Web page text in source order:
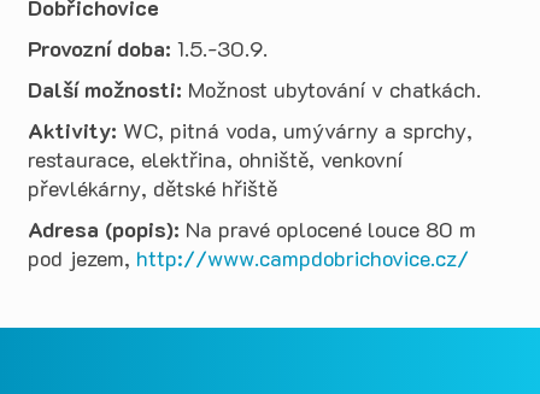
Dobřichovice
Provozní doba: 1.5.-30.9.
Další možnosti: Možnost ubytování v chatkách.
Aktivity: WC, pitná voda, umývárny a sprchy,
restaurace, elektřina, ohniště, venkovní
převlékárny, dětské hřiště
Adresa (popis): Na pravé oplocené louce 80 m
pod jezem, http://www.campdobrichovice.cz/